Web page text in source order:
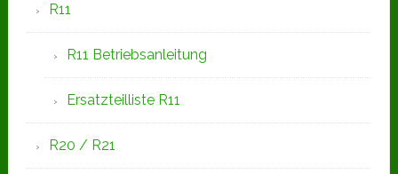
R11
R11 Betriebsanleitung
Ersatzteilliste R11
R20 / R21